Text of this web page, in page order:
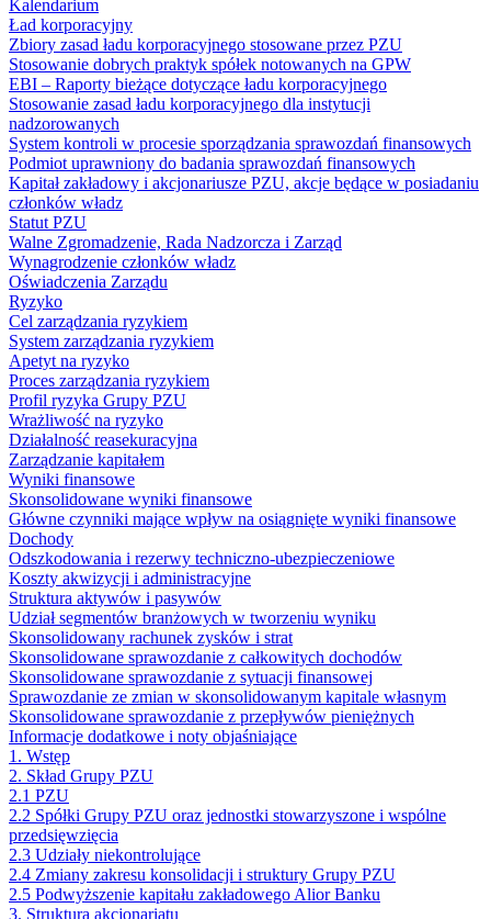
Kalendarium
Ład korporacyjny
Zbiory zasad ładu korporacyjnego stosowane przez PZU
Stosowanie dobrych praktyk spółek notowanych na GPW
EBI – Raporty bieżące dotyczące ładu korporacyjnego
Stosowanie zasad ładu korporacyjnego dla instytucji
nadzorowanych
System kontroli w procesie sporządzania sprawozdań finansowych
Podmiot uprawniony do badania sprawozdań finansowych
Kapitał zakładowy i akcjonariusze PZU, akcje będące w posiadaniu
członków władz
Statut PZU
Walne Zgromadzenie, Rada Nadzorcza i Zarząd
Wynagrodzenie członków władz
Oświadczenia Zarządu
Ryzyko
Cel zarządzania ryzykiem
System zarządzania ryzykiem
Apetyt na ryzyko
Proces zarządzania ryzykiem
Profil ryzyka Grupy PZU
Wrażliwość na ryzyko
Działalność reasekuracyjna
Zarządzanie kapitałem
Wyniki finansowe
Skonsolidowane wyniki finansowe
Główne czynniki mające wpływ na osiągnięte wyniki finansowe
Dochody
Odszkodowania i rezerwy techniczno-ubezpieczeniowe
Koszty akwizycji i administracyjne
Struktura aktywów i pasywów
Udział segmentów branżowych w tworzeniu wyniku
Skonsolidowany rachunek zysków i strat
Skonsolidowane sprawozdanie z całkowitych dochodów
Skonsolidowane sprawozdanie z sytuacji finansowej
Sprawozdanie ze zmian w skonsolidowanym kapitale własnym
Skonsolidowane sprawozdanie z przepływów pieniężnych
Informacje dodatkowe i noty objaśniające
1. Wstęp
2. Skład Grupy PZU
2.1 PZU
2.2 Spółki Grupy PZU oraz jednostki stowarzyszone i wspólne
przedsięwzięcia
2.3 Udziały niekontrolujące
2.4 Zmiany zakresu konsolidacji i struktury Grupy PZU
2.5 Podwyższenie kapitału zakładowego Alior Banku
3. Struktura akcjonariatu